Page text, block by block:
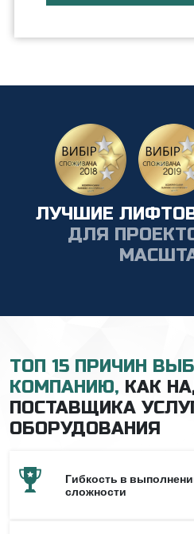
ЛУЧШИЕ
ДЛЯ
ТОП 15 ПРИЧИН
КОМПАНИЮ, КАК
ПОСТАВЩИКА
ОБОРУДОВАНИЯ
Гибкость в
сложности